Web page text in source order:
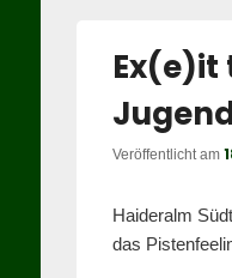
Ex(e)it
Veröffentlicht am
Haideralm
das